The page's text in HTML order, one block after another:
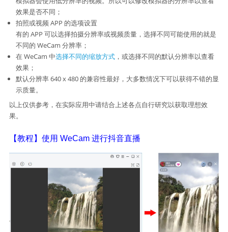
效果是否不同；
拍照或视频 APP 的选项设置
有的 APP 可以选择拍摄分辨率或视频质量，选择不同可能使用的就是
不同的 WeCam 分辨率；
在 WeCam 中选择不同的缩放方式，或选择不同的默认分辨率以查看
效果；
默认分辨率 640 x 480 的兼容性最好，大多数情况下可以获得不错的显
示质量。
以上仅供参考，在实际应用中请结合上述各点自行研究以获取理想效
果。
【教程】使用 WeCam 进行抖音直播